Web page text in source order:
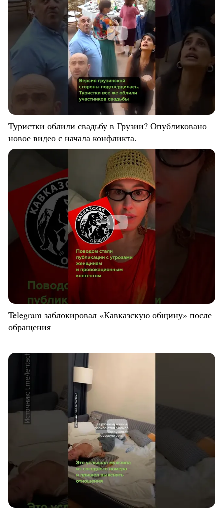
Туристки облили свадьбу в Грузии? Опубликовано
новое видео с начала конфликта.
Telegram заблокировал «Кавказскую общину» после
обращения